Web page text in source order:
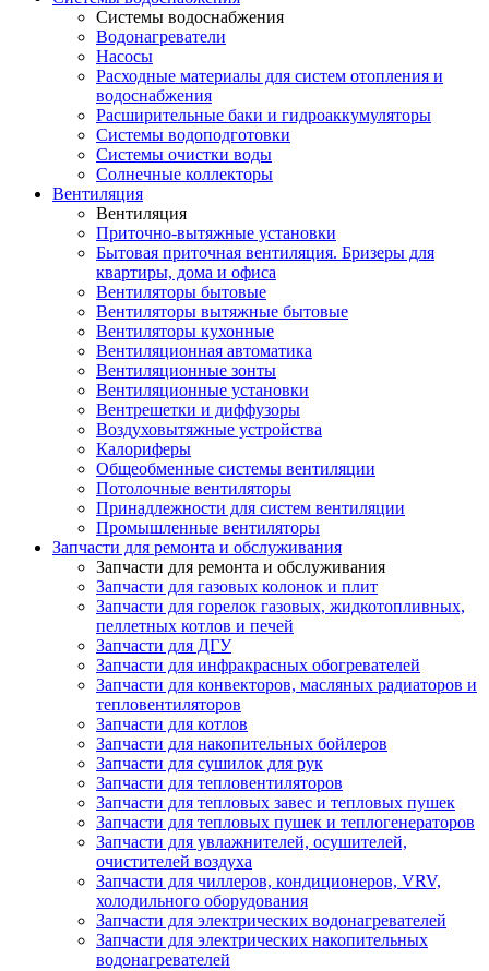
Системы водоснабжения
Водонагреватели
Насосы
Расходные материалы для систем отопления и
водоснабжения
Расширительные баки и гидроаккумуляторы
Системы водоподготовки
Системы очистки воды
Солнечные коллекторы
Вентиляция
Вентиляция
Приточно-вытяжные установки
Бытовая приточная вентиляция. Бризеры для
квартиры, дома и офиса
Вентиляторы бытовые
Вентиляторы вытяжные бытовые
Вентиляторы кухонные
Вентиляционная автоматика
Вентиляционные зонты
Вентиляционные установки
Вентрешетки и диффузоры
Воздуховытяжные устройства
Калориферы
Общеобменные системы вентиляции
Потолочные вентиляторы
Принадлежности для систем вентиляции
Промышленные вентиляторы
Запчасти для ремонта и обслуживания
Запчасти для ремонта и обслуживания
Запчасти для газовых колонок и плит
Запчасти для горелок газовых, жидкотопливных,
пеллетных котлов и печей
Запчасти для ДГУ
Запчасти для инфракрасных обогревателей
Запчасти для конвекторов, масляных радиаторов и
тепловентиляторов
Запчасти для котлов
Запчасти для накопительных бойлеров
Запчасти для сушилок для рук
Запчасти для тепловентиляторов
Запчасти для тепловых завес и тепловых пушек
Запчасти для тепловых пушек и теплогенераторов
Запчасти для увлажнителей, осушителей,
очистителей воздуха
Запчасти для чиллеров, кондиционеров, VRV,
холодильного оборудования
Запчасти для электрических водонагревателей
Запчасти для электрических накопительных
водонагревателей